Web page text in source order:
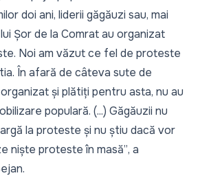
doi ani, liderii găgăuzi sau, mai
Șor de la Comrat au organizat
Noi am văzut ce fel de proteste
În afară de câteva sute de
și plătiți pentru asta, nu au
populară. (...) Găgăuzii nu
la proteste și nu știu dacă vor
niște proteste în masă”, a